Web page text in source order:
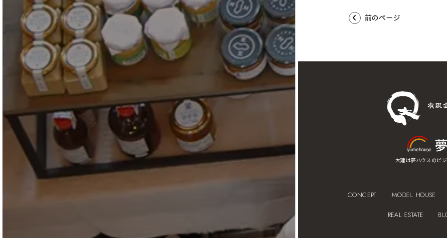
前のページ
大建は夢ハウスのビ
CONCEPT MODEL HOUSE
REAL ESTATE